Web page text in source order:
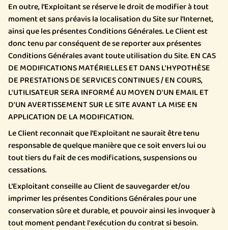
En outre, l’Exploitant se réserve le droit de modifier à tout
moment et sans préavis la localisation du Site sur l’Internet,
ainsi que les présentes Conditions Générales. Le Client est
donc tenu par conséquent de se reporter aux présentes
Conditions Générales avant toute utilisation du Site.EN CAS
DE MODIFICATIONS MATÉRIELLES ET DANS L'HYPOTHÈSE
DE PRESTATIONS DE SERVICES CONTINUES / EN COURS,
L'UTILISATEUR SERA INFORMÉ AU MOYEN D'UN EMAIL ET
D'UN AVERTISSEMENT SUR LE SITE AVANT LA MISE EN
APPLICATION DE LA MODIFICATION.
Le Client reconnait que l’Exploitant ne saurait être tenu
responsable de quelque manière que ce soit envers lui ou
tout tiers du fait de ces modifications, suspensions ou
cessations.
L’Exploitant conseille au Client de sauvegarder et/ou
imprimer les présentes Conditions Générales pour une
conservation sûre et durable, et pouvoir ainsi les invoquer à
tout moment pendant l'exécution du contrat si besoin.